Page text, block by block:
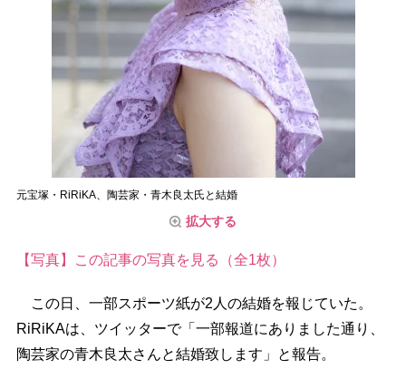
元宝塚・RiRiKA、陶芸家・青木良太氏と結婚
拡大する
【写真】この記事の写真を見る（全1枚）
この日、一部スポーツ紙が2人の結婚を報じていた。
RiRiKAは、ツイッターで「一部報道にありました通り、
陶芸家の青木良太さんと結婚致します」と報告。